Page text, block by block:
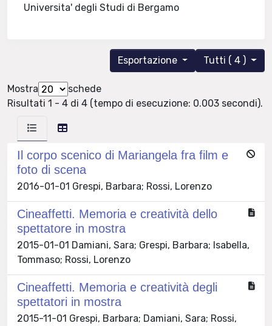
Universita' degli Studi di Bergamo
Tutti ( 4 )
Esportazione
Mostra
schede
Risultati 1 - 4 di 4 (tempo di esecuzione: 0.003 secondi).
Il corpo scenico di Mariangela fra film e
foto di scena
2016-01-01 Grespi, Barbara; Rossi, Lorenzo
Cineaffetti. Memoria e creatività dello
spettatore in mostra
2015-01-01 Damiani, Sara; Grespi, Barbara; Isabella,
Tommaso; Rossi, Lorenzo
Cineaffetti. Memoria e creatività degli
spettatori in mostra
2015-11-01 Grespi, Barbara; Damiani, Sara; Rossi,